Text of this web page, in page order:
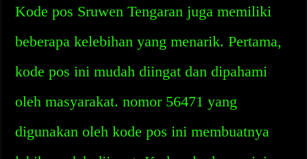
Kode pos Sruwen Tengaran juga memiliki
beberapa kelebihan yang menarik. Pertama,
kode pos ini mudah diingat dan dipahami
oleh masyarakat. nomor 56471 yang
digunakan oleh kode pos ini membuatnya